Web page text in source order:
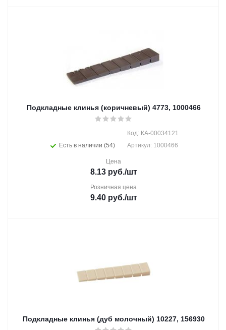
Подкладные клинья (коричневый) 4773, 1000466
Есть в наличии (54)
Код: КА-00034121
Артикул: 1000466
Цена
8.13руб./шт
Розничная цена
9.40руб./шт
Подкладные клинья (дуб молочный) 10227, 156930